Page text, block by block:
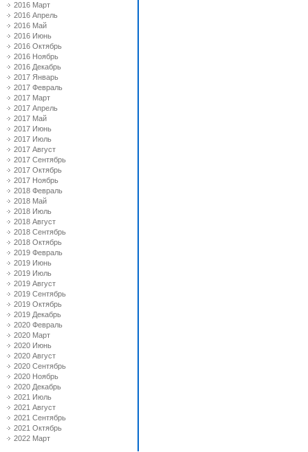
2016 Март
2016 Апрель
2016 Май
2016 Июнь
2016 Октябрь
2016 Ноябрь
2016 Декабрь
2017 Январь
2017 Февраль
2017 Март
2017 Апрель
2017 Май
2017 Июнь
2017 Июль
2017 Август
2017 Сентябрь
2017 Октябрь
2017 Ноябрь
2018 Февраль
2018 Май
2018 Июль
2018 Август
2018 Сентябрь
2018 Октябрь
2019 Февраль
2019 Июнь
2019 Июль
2019 Август
2019 Сентябрь
2019 Октябрь
2019 Декабрь
2020 Февраль
2020 Март
2020 Июнь
2020 Август
2020 Сентябрь
2020 Ноябрь
2020 Декабрь
2021 Июль
2021 Август
2021 Сентябрь
2021 Октябрь
2022 Март